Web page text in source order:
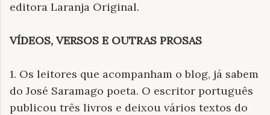
editora Laranja Original.
VÍDEOS, VERSOS E OUTRAS PROSAS
1. Os leitores que acompanham o blog, já sabem
do José Saramago poeta. O escritor português
publicou três livros e deixou vários textos do